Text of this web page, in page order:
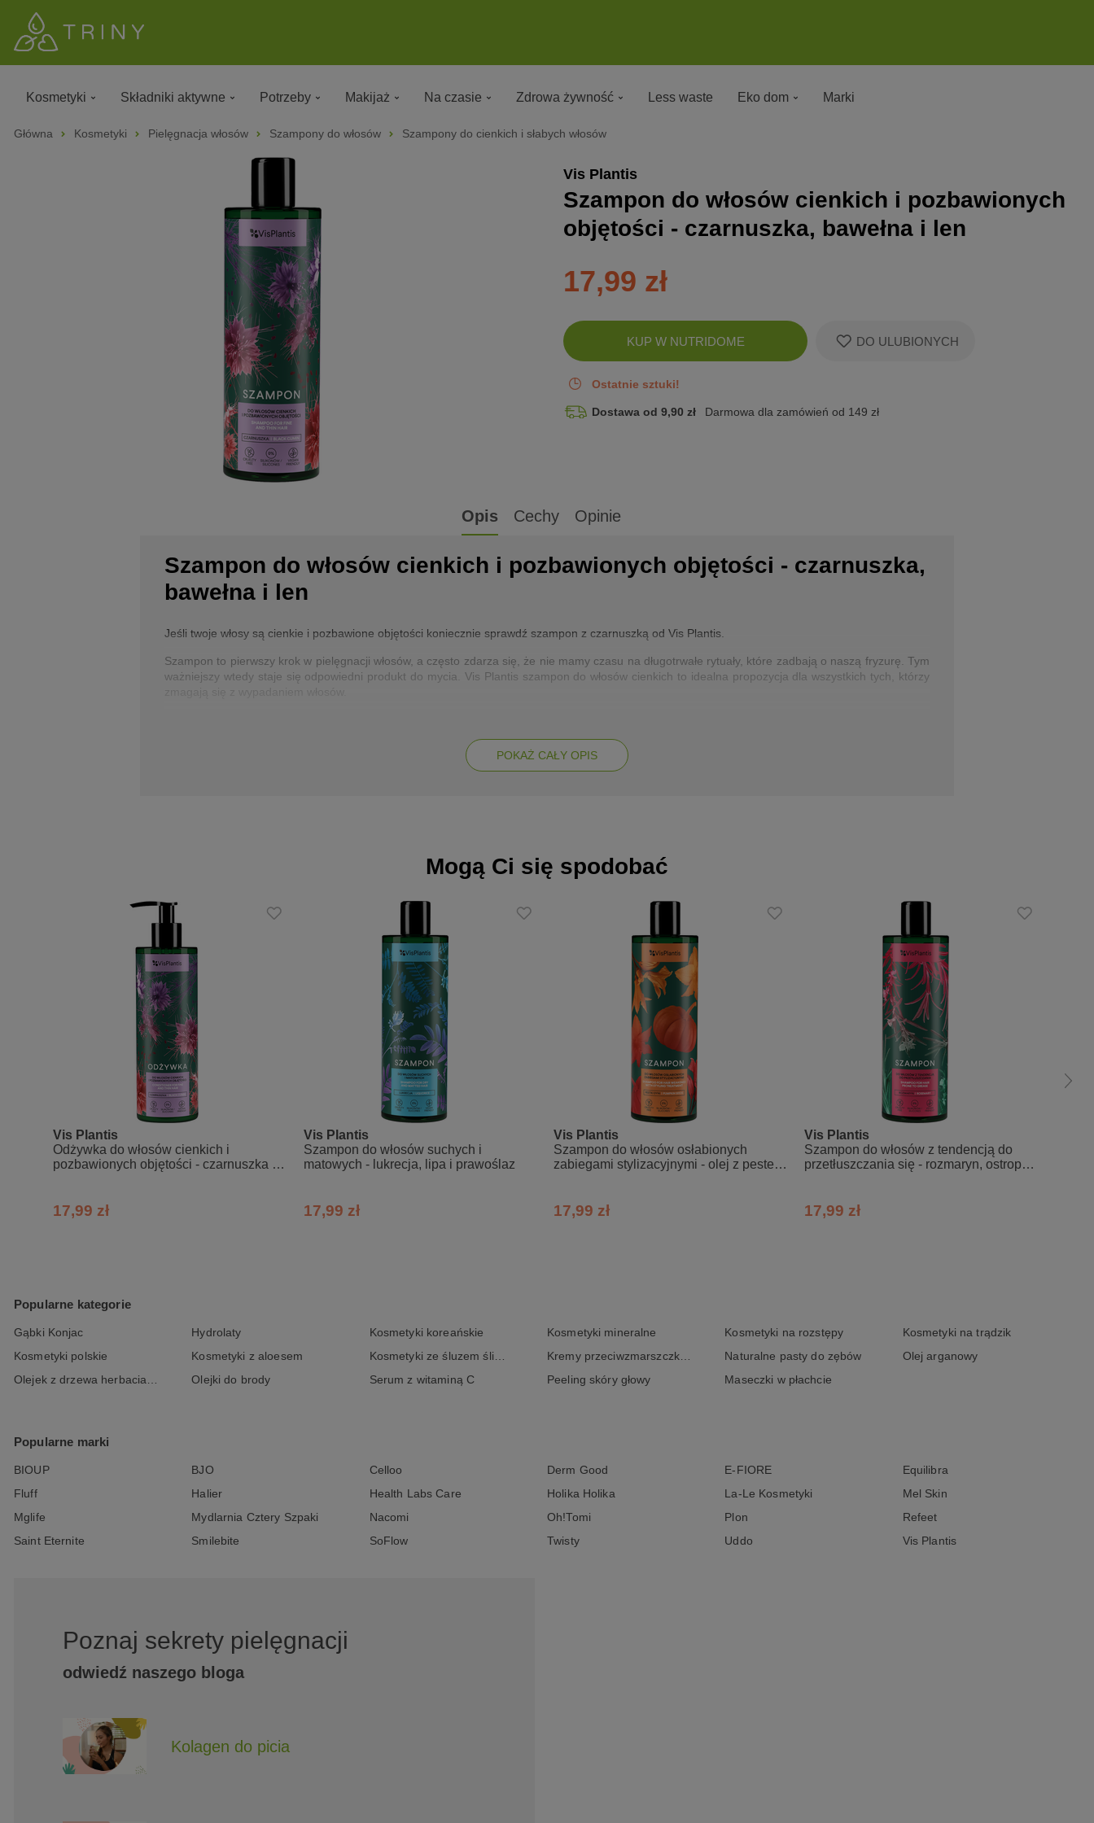
Kosmetyki Składniki aktywne Potrzeby Makijaż Na czasie Zdrowa żywność Less waste Eko dom Marki
Główna Kosmetyki Pielęgnacja włosów Szampony do włosów Szampony do cienkich i słabych włosów
Vis Plantis
Szampon do włosów cienkich i pozbawionych
objętości - czarnuszka, bawełna i len
17,99 zł
Zobacz
koszyk
KUP W NUTRIDOME DO ULUBIONYCH
Ostatnie sztuki!
Dostawa od 9,90 zł Darmowa dla zamówień od 149 zł
Opis Cechy Opinie
Szampon do włosów cienkich i pozbawionych objętości - czarnuszka,
bawełna i len
Jeśli twoje włosy są cienkie i pozbawione objętości koniecznie sprawdź szampon z czarnuszką od Vis Plantis.
Szampon to pierwszy krok w pielęgnacji włosów, a często zdarza się, że nie mamy czasu na długotrwałe rytuały, które zadbają o naszą fryzurę. Tym
ważniejszy wtedy staje się odpowiedni produkt do mycia. Vis Plantis szampon do włosów cienkich to idealna propozycja dla wszystkich tych, którzy
delikatnie oczyszcza włosy, nadając im blasku i przyjemnej miękkości.,
do codziennego stosowania,
dedykowany włosom cienkim i bez objętości.
Sposób użycia:
Nanieś niewielką ilość szamponu na mokre włosy, rozprowadź go na całej ich długości i masuj skórę głowy. Po spłukaniu, w razie potrzeby powtórz
czynność. Stosuj tak często, jak tylko chcesz.
Skład INCI:
Aqua, Sodium C14-C16 Olefin Sulfonate, Cocamidopropyl Betaine, Glycerin, Betaine, Glyceryl Caprylate/Caprate, Nigella Sativa Seed Extract,
Gossypium Herbaceum Extract, Linum Usitatissimum Seed Extract, Sodium Lauroyl Methyl Isethionate, Polyquaternium-10, Coco Glucoside,
Glyceryl Oleate, Citric Acid, Hydrogenated Palm Glycerides Citrate, Tocopherol, Lactic Acid, Trisodium Ethylenediamine Disuccinate, Tetrasodium
Glutamate Diacetate, Parfum, Sodium Chloride, Sodium Benzoate, Potassium Sorbate
* Podany skład może ulec zmianie. Pełny, aktualny skład INCI znajduje się zawsze na opakowaniu.
POKAŻ CAŁY OPIS
Mogą Ci się spodobać
Vis Plantis
Odżywka do włosów cienkich i
pozbawionych objętości - czarnuszka +
17,99 zł
Vis Plantis
Szampon do włosów suchych i
matowych - lukrecja, lipa i prawoślaz
17,99 zł
Vis Plantis
Szampon do włosów osłabionych
zabiegami stylizacyjnymi - olej z pestek
17,99 zł
Vis Plantis
Szampon do włosów z tendencją do
przetłuszczania się - rozmaryn, ostropest
17,99 zł
Popularne kategorie
Gąbki Konjac Hydrolaty Kosmetyki koreańskie Kosmetyki mineralne Kosmetyki na rozstępy
Kosmetyki na trądzik
Kosmetyki polskie
Kosmetyki z aloesem Kosmetyki ze śluzem ślimaka Kremy przeciwzmarszczkowe Naturalne pasty do zębów
Olej arganowy
Olejek z drzewa herbacianego
Olejki do brody Serum z witaminą C Peeling skóry głowy Maseczki w płachcie
Popularne marki
BIOUP BJO Celloo Derm Good E-FIORE
Equilibra
Fluff
Halier Health Labs Care Holika Holika La-Le Kosmetyki
Mel Skin
Mglife
Mydlarnia Cztery Szpaki Nacomi Oh!Tomi Plon
Refeet
Saint Eternite
Smilebite SoFlow Twisty Uddo Vis Plantis
Poznaj sekrety pielęgnacji
odwiedź naszego bloga
Kolagen do picia